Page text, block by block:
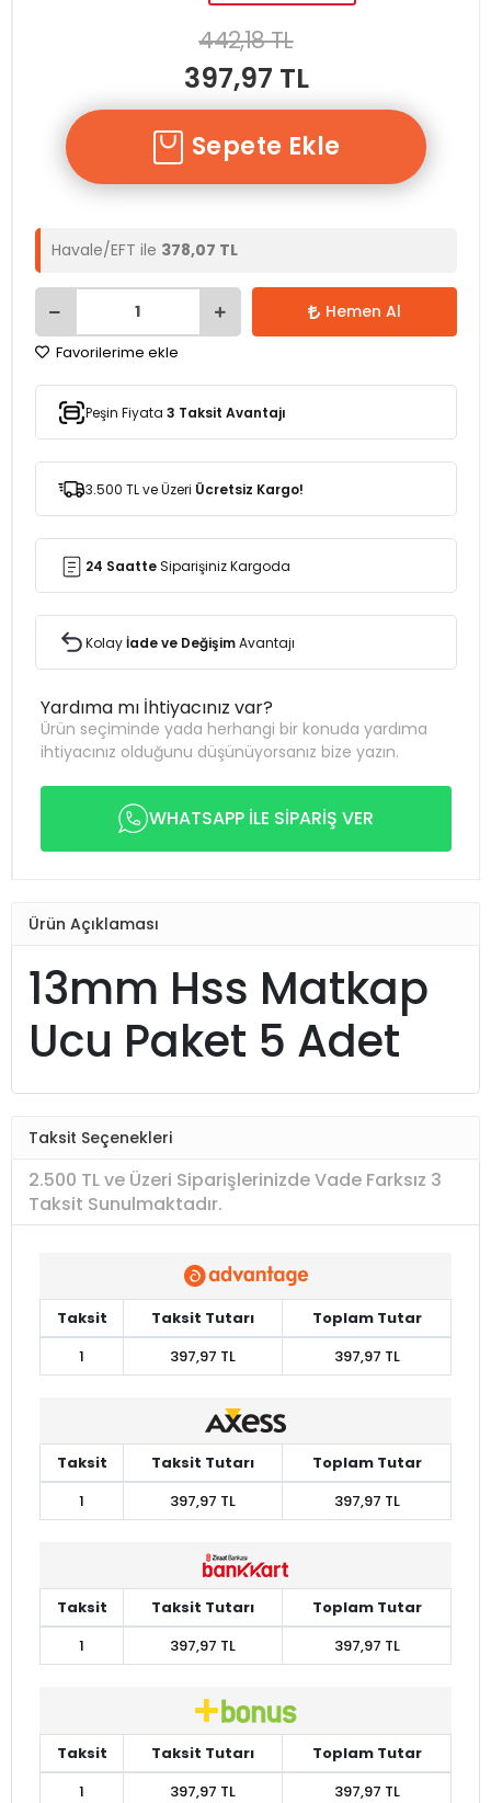
442,18 TL
397,97 TL
Sepete Ekle
Havale/EFT ile 378,07 TL
Hemen Al
Favorilerime ekle
Peşin Fiyata 3 Taksit Avantajı
3.500 TL ve Üzeri Ücretsiz Kargo!
24 SaatteSiparişiniz Kargoda
Kolayİade ve DeğişimAvantajı
Yardıma mı İhtiyacınız var?
Ürün seçiminde yada herhangi bir konuda yardıma
ihtiyacınız olduğunu düşünüyorsanız bize yazın.
WHATSAPP İLE SİPARİŞ VER
Ürün Açıklaması
13mm Hss Matkap
Ucu Paket 5 Adet
Taksit Seçenekleri
2.500 TL ve Üzeri Siparişlerinizde Vade Farksız 3
Taksit Sunulmaktadır.
Taksit Taksit Tutarı
Toplam Tutar
1
397,97 TL 397,97 TL
Taksit Taksit Tutarı
Toplam Tutar
1
397,97 TL 397,97 TL
Taksit Taksit Tutarı
Toplam Tutar
1
397,97 TL 397,97 TL
Taksit Taksit Tutarı
Toplam Tutar
1
397,97 TL 397,97 TL